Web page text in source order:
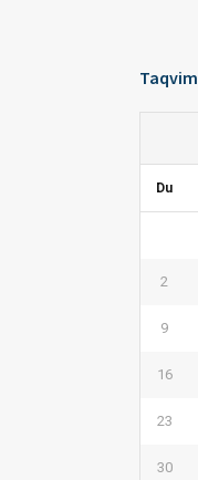
Taqvim
Du
2
9
16
23
30